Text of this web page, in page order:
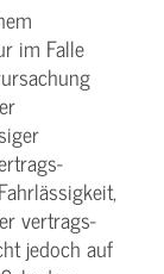
im Falle
vertrags­
jedoch auf